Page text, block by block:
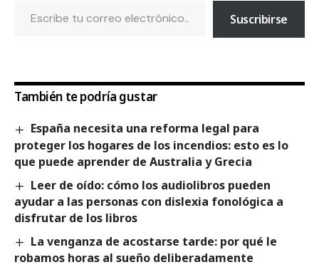
Suscribirse
También te podría gustar
España necesita una reforma legal para
proteger los hogares de los incendios: esto es lo
que puede aprender de Australia y Grecia
Leer de oído: cómo los audiolibros pueden
ayudar a las personas con dislexia fonológica a
disfrutar de los libros
La venganza de acostarse tarde: por qué le
robamos horas al sueño deliberadamente